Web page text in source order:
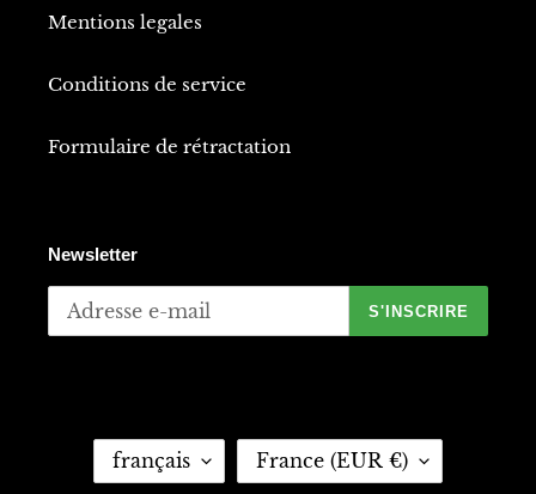
Mentions legales
Conditions de service
Formulaire de rétractation
Newsletter
S'INSCRIRE
français France (EUR €)